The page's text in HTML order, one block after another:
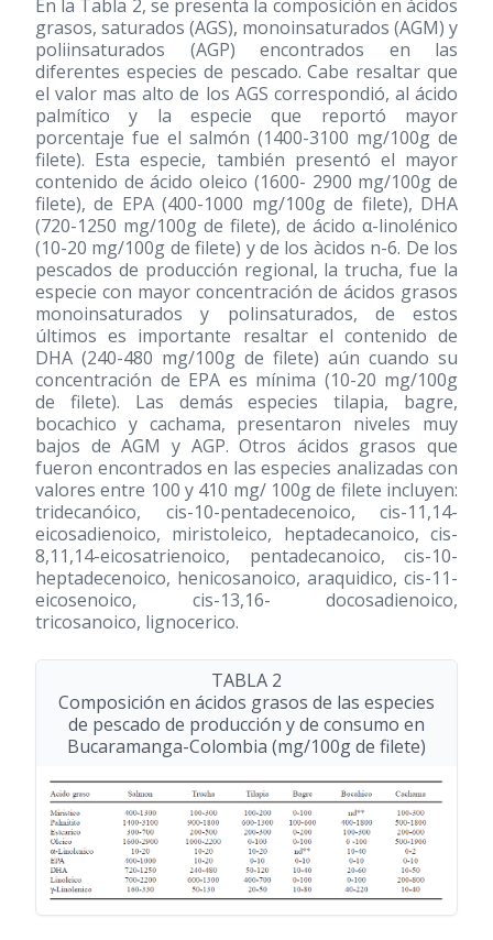
En la Tabla 2, se presenta la composición en ácidos
grasos, saturados (AGS), monoinsaturados (AGM) y
poliinsaturados (AGP) encontrados en las
diferentes especies de pescado. Cabe resaltar que
el valor mas alto de los AGS correspondió, al ácido
palmítico y la especie que reportó mayor
porcentaje fue el salmón (1400-3100 mg/100g de
filete). Esta especie, también presentó el mayor
contenido de ácido oleico (1600- 2900 mg/100g de
filete), de EPA (400-1000 mg/100g de filete), DHA
(720-1250 mg/100g de filete), de ácido α-linolénico
(10-20 mg/100g de filete) y de los àcidos n-6. De los
pescados de producción regional, la trucha, fue la
especie con mayor concentración de ácidos grasos
monoinsaturados y polinsaturados, de estos
últimos es importante resaltar el contenido de
DHA (240-480 mg/100g de filete) aún cuando su
concentración de EPA es mínima (10-20 mg/100g
de filete). Las demás especies tilapia, bagre,
bocachico y cachama, presentaron niveles muy
bajos de AGM y AGP. Otros ácidos grasos que
fueron encontrados en las especies analizadas con
valores entre 100 y 410 mg/ 100g de filete incluyen:
tridecanóico, cis-10-pentadecenoico, cis-11,14-
eicosadienoico, miristoleico, heptadecanoico, cis-
8,11,14-eicosatrienoico, pentadecanoico, cis-10-
heptadecenoico, henicosanoico, araquidico, cis-11-
eicosenoico, cis-13,16- docosadienoico,
tricosanoico, lignocerico.
TABLA 2
Composición en ácidos grasos de las especies
de pescado de producción y de consumo en
Bucaramanga-Colombia (mg/100g de filete)